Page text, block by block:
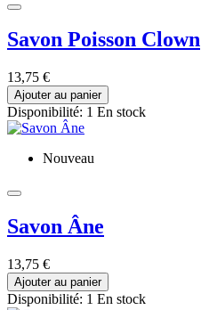
Savon Poisson Clown
13,75 €
Ajouter au panier
Disponibilité: 1 En stock
Nouveau
Savon Âne
13,75 €
Ajouter au panier
Disponibilité: 1 En stock